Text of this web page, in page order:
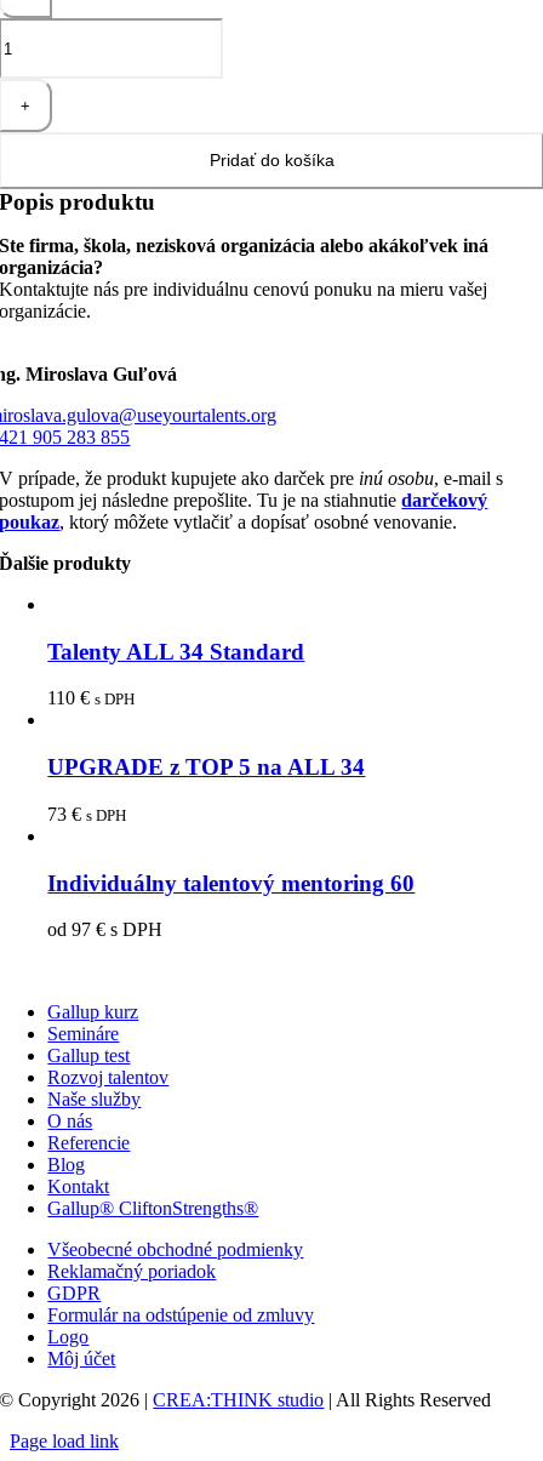
TOP
Pridať do košíka
Popis produktu
Ste firma, škola, nezisková organizácia alebo akákoľvek iná
organizácia?
Kontaktujte nás pre individuálnu cenovú ponuku na mieru vašej
organizácie.
Miroslava Guľová
905 283 855
V prípade, že produkt kupujete ako darček pre inú osobu, e-mail s
postupom jej následne prepošlite. Tu je na stiahnutiedarčekový
poukaz, ktorý môžete vytlačiť a dopísať osobné venovanie.
Ďalšie produkty
Talenty ALL 34 Standard
110€ s DPH
UPGRADE z TOP 5 na ALL 34
73€ s DPH
Individuálny talentový mentoring 60
od97€ s DPH
Gallup kurz
Semináre
Gallup test
Rozvoj talentov
Naše služby
O nás
Referencie
Blog
Kontakt
Gallup® CliftonStrengths®
Všeobecné obchodné podmienky
Reklamačný poriadok
GDPR
Formulár na odstúpenie od zmluvy
Logo
Môj účet
© Copyright 2026 |CREA:THINK studio | All Rights Reserved
Page load link